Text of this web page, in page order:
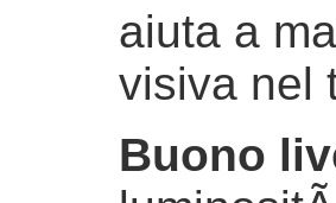
aiuta a
visiva nel
Buono